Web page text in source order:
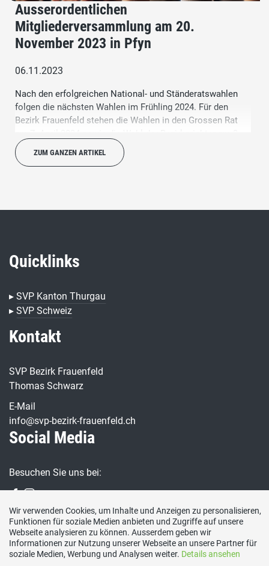
Ausserordentlichen
Mitgliederversammlung am 20.
November 2023 in Pfyn
06.11.2023
Nach den erfolgreichen National- und Ständeratswahlen
folgen die nächsten Wahlen im Frühling 2024. Für den
Bezirk Frauenfeld stehen die Wahlen in den Grossen Rat
März 2024 im Zentrum. Die Wahlvorbereitungskommission
und der Vorstand können eine breite Auswahl an
ZUM GANZEN ARTIKEL
Quicklinks
▸ SVP Kanton Thurgau
▸ SVP Schweiz
Kontakt
SVP Bezirk Frauenfeld
Thomas Schwarz
E-Mail
info@svp-bezirk-frauenfeld.ch
Social Media
Besuchen Sie uns bei:
Impressum|Kontakt
Wir verwenden Cookies, um Inhalte und Anzeigen zu personalisieren,
Funktionen für soziale Medien anbieten und Zugriffe auf unsere
Webseite analysieren zu können. Ausserdem geben wir
Informationen zur Nutzung unserer Webseite an unsere Partner für
soziale Medien, Werbung und Analysen weiter. Details ansehen